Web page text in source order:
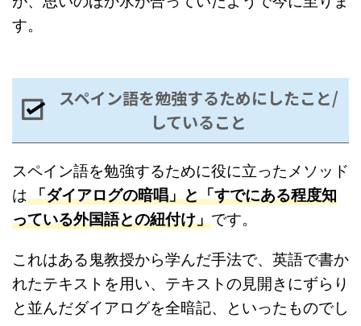
す。
スペイン語を勉強するためにしたこと/
していること
スペイン語を勉強するために役に立ったメソッド
は「ダイアログの暗唱」と「すでにある程度知
っている外国語との紐付け」です。
これはある鬼教授から学んだ手法で、英語で書か
れたテキストを用い、テキストの見開きにずらり
と並んだダイアログを全暗記、といったものでし